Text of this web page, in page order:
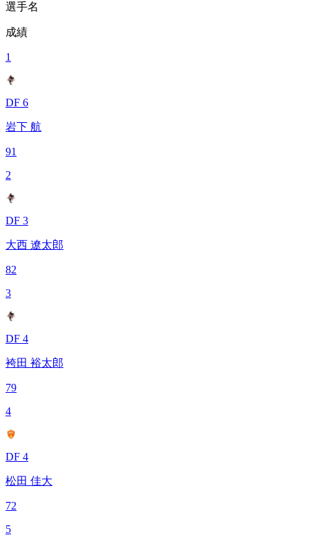
選手名
成績
1
DF 6
岩下 航
91
2
DF 3
大西 遼太郎
82
3
DF 4
袴田 裕太郎
79
4
DF 4
松田 佳大
72
5